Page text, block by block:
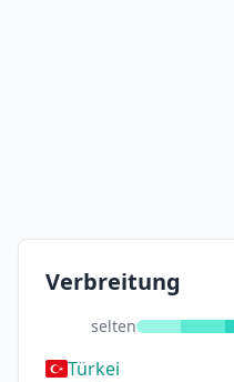
Verbreitung
selten
Türkei